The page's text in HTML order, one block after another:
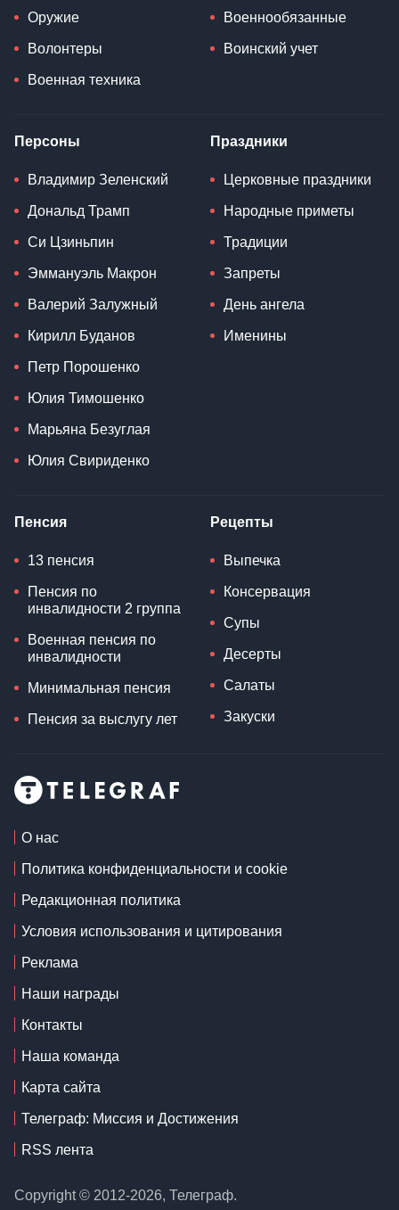
Оружие
Волонтеры
Военная техника
Военнообязанные
Воинский учет
Персоны
Владимир Зеленский
Дональд Трамп
Си Цзиньпин
Эммануэль Макрон
Валерий Залужный
Кирилл Буданов
Петр Порошенко
Юлия Тимошенко
Марьяна Безуглая
Юлия Свириденко
Праздники
Церковные праздники
Народные приметы
Традиции
Запреты
День ангела
Именины
Пенсия
13 пенсия
Пенсия по
инвалидности 2 группа
Военная пенсия по
инвалидности
Минимальная пенсия
Пенсия за выслугу лет
Рецепты
Выпечка
Консервация
Супы
Десерты
Салаты
Закуски
О нас
Политика конфиденциальности и cookie
Редакционная политика
Условия использования и цитирования
Реклама
Наши награды
Контакты
Наша команда
Карта сайта
Телеграф: Миссия и Достижения
RSS лента
Copyright © 2012-2026, Телеграф.